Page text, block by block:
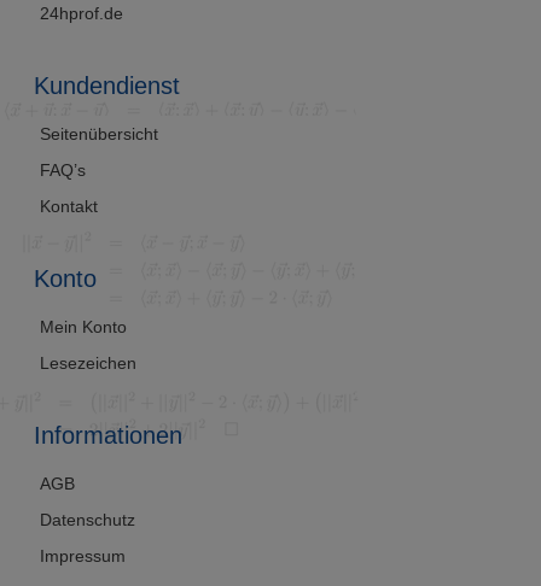
24hprof.de
Kundendienst
Seitenübersicht
FAQ’s
Kontakt
Konto
Mein Konto
Lesezeichen
Informationen
AGB
Datenschutz
Impressum